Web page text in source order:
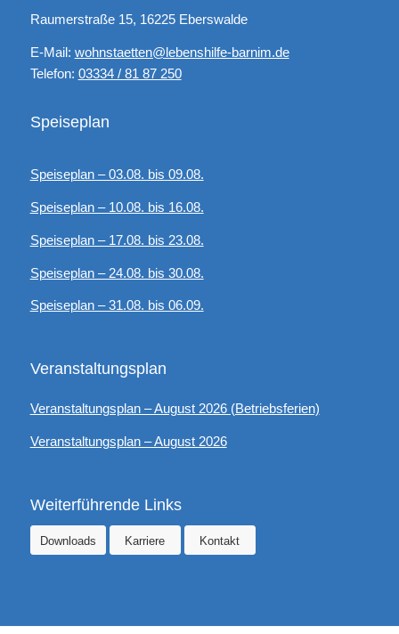
Raumerstraße 15, 16225 Eberswalde
E-Mail: wohnstaetten@lebenshilfe-barnim.de
Telefon: 03334 / 81 87 250
Speiseplan
Speiseplan – 03.08. bis 09.08.
Speiseplan – 10.08. bis 16.08.
Speiseplan – 17.08. bis 23.08.
Speiseplan – 24.08. bis 30.08.
Speiseplan – 31.08. bis 06.09.
Veranstaltungsplan
Veranstaltungsplan – August 2026 (Betriebsferien)
Veranstaltungsplan – August 2026
Weiterführende Links
Downloads Karriere Kontakt